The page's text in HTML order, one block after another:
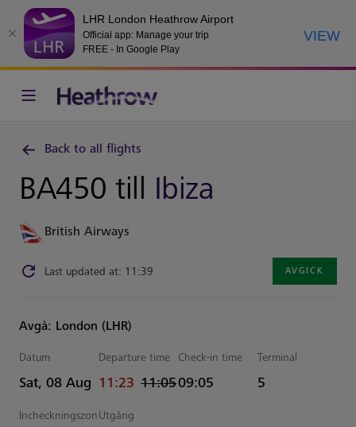
LHR London Heathrow Airport
Official app: Manage your trip
FREE - In Google Play
VIEW
Back to all flights
BA450 till Ibiza
British Airways
Last updated at: 11:39 AVGICK
Avgå: London (LHR)
Datum
Sat, 08 Aug
Departure time
actual Tid
11:23
Estimated Tid
11:05
Check-in time
09:05
Terminal
5
IncheckningszonUtgång